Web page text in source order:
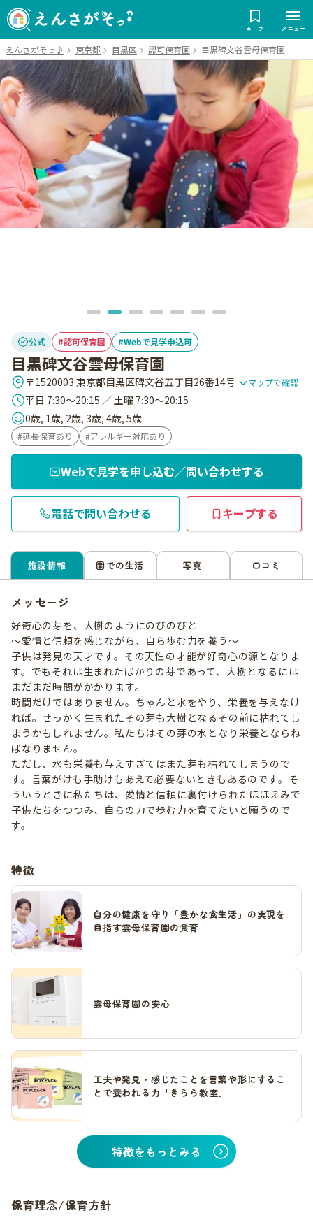
キープ メニュー
えんさがそっ♪ 東京都 目黒区 認可保育園 目黒碑文谷雲母保育園
公式 認可保育園 Webで見学申込可
目黒碑文谷雲母保育園
〒1520003 東京都目黒区碑文谷五丁目26番14号 マップで確認
平日 7:30～20:15 ／ 土曜 7:30～20:15
0歳, 1歳, 2歳, 3歳, 4歳, 5歳
延長保育あり アレルギー対応あり
Webで見学を申し込む／問い合わせする
電話で問い合わせる キープする
施設情報 園での生活 写真 口コミ
メッセージ
好奇心の芽を、大樹のようにのびのびと
～愛情と信頼を感じながら、自ら歩む力を養う～
子供は発見の天才です。その天性の才能が好奇心の源となりま
す。でもそれは生まれたばかりの芽であって、大樹となるには
まだまだ時間がかかります。
時間だけではありません。ちゃんと水をやり、栄養を与えなけ
れば。せっかく生まれたその芽も大樹となるその前に枯れてし
まうかもしれません。私たちはその芽の水となり栄養とならね
ばなりません。
ただし、水も栄養も与えすぎてはまた芽も枯れてしまうので
す。言葉がけも手助けもあえて必要ないときもあるのです。そ
ういうときに私たちは、愛情と信頼に裏付けられたほほえみで
子供たちをつつみ、自らの力で歩む力を育てたいと願うので
す。
特徴
自分の健康を守り「豊かな食生活」の実現を
目指す雲母保育園の食育
雲母保育園の安心
工夫や発見・感じたことを言葉や形にするこ
とで養われる力「きらら教室」
特徴をもっとみる
保育理念/保育方針